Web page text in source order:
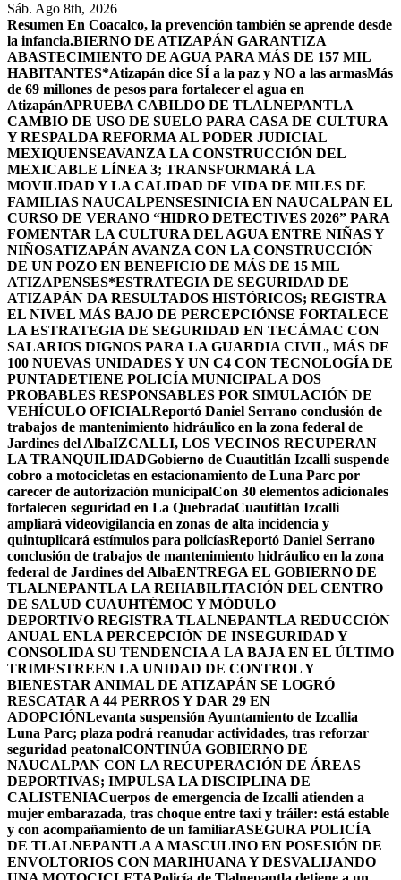
Sáb. Ago 8th, 2026
Resumen En Coacalco, la prevención también se aprende desde
la infancia.BIERNO DE ATIZAPÁN GARANTIZA
ABASTECIMIENTO DE AGUA PARA MÁS DE 157 MIL
HABITANTES*Atizapán dice SÍ a la paz y NO a las armasMás
de 69 millones de pesos para fortalecer el agua en
AtizapánAPRUEBA CABILDO DE TLALNEPANTLA
CAMBIO DE USO DE SUELO PARA CASA DE CULTURA
Y RESPALDA REFORMA AL PODER JUDICIAL
MEXIQUENSEAVANZA LA CONSTRUCCIÓN DEL
MEXICABLE LÍNEA 3; TRANSFORMARÁ LA
MOVILIDAD Y LA CALIDAD DE VIDA DE MILES DE
FAMILIAS NAUCALPENSESINICIA EN NAUCALPAN EL
CURSO DE VERANO “HIDRO DETECTIVES 2026” PARA
FOMENTAR LA CULTURA DEL AGUA ENTRE NIÑAS Y
NIÑOSATIZAPÁN AVANZA CON LA CONSTRUCCIÓN
DE UN POZO EN BENEFICIO DE MÁS DE 15 MIL
ATIZAPENSES*ESTRATEGIA DE SEGURIDAD DE
ATIZAPÁN DA RESULTADOS HISTÓRICOS; REGISTRA
EL NIVEL MÁS BAJO DE PERCEPCIÓNSE FORTALECE
LA ESTRATEGIA DE SEGURIDAD EN TECÁMAC CON
SALARIOS DIGNOS PARA LA GUARDIA CIVIL, MÁS DE
100 NUEVAS UNIDADES Y UN C4 CON TECNOLOGÍA DE
PUNTADETIENE POLICÍA MUNICIPAL A DOS
PROBABLES RESPONSABLES POR SIMULACIÓN DE
VEHÍCULO OFICIALReportó Daniel Serrano conclusión de
trabajos de mantenimiento hidráulico en la zona federal de
Jardines del AlbaIZCALLI, LOS VECINOS RECUPERAN
LA TRANQUILIDADGobierno de Cuautitlán Izcalli suspende
cobro a motocicletas en estacionamiento de Luna Parc por
carecer de autorización municipalCon 30 elementos adicionales
fortalecen seguridad en La QuebradaCuautitlán Izcalli
ampliará videovigilancia en zonas de alta incidencia y
quintuplicará estímulos para policíasReportó Daniel Serrano
conclusión de trabajos de mantenimiento hidráulico en la zona
federal de Jardines del AlbaENTREGA EL GOBIERNO DE
TLALNEPANTLA LA REHABILITACIÓN DEL CENTRO
DE SALUD CUAUHTÉMOC Y MÓDULO
DEPORTIVO REGISTRA TLALNEPANTLA REDUCCIÓN
ANUAL ENLA PERCEPCIÓN DE INSEGURIDAD Y
CONSOLIDA SU TENDENCIA A LA BAJA EN EL ÚLTIMO
TRIMESTREEN LA UNIDAD DE CONTROL Y
BIENESTAR ANIMAL DE ATIZAPÁN SE LOGRÓ
RESCATAR A 44 PERROS Y DAR 29 EN
ADOPCIÓNLevanta suspensión Ayuntamiento de Izcallia
Luna Parc; plaza podrá reanudar actividades, tras reforzar
seguridad peatonalCONTINÚA GOBIERNO DE
NAUCALPAN CON LA RECUPERACIÓN DE ÁREAS
DEPORTIVAS; IMPULSA LA DISCIPLINA DE
CALISTENIACuerpos de emergencia de Izcalli atienden a
mujer embarazada, tras choque entre taxi y tráiler: está estable
y con acompañamiento de un familiarASEGURA POLICÍA
DE TLALNEPANTLA A MASCULINO EN POSESIÓN DE
ENVOLTORIOS CON MARIHUANA Y DESVALIJANDO